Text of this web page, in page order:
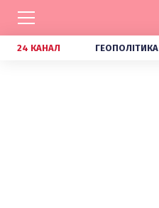
24 КАНАЛ ГЕОПОЛІТИКА